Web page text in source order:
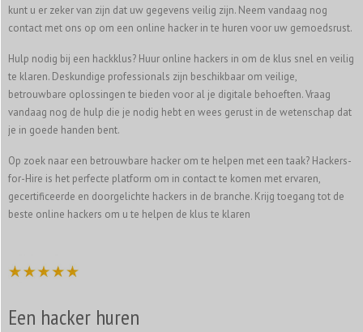
kunt u er zeker van zijn dat uw gegevens veilig zijn. Neem vandaag nog
contact met ons op om een online hacker in te huren voor uw gemoedsrust.
Hulp nodig bij een hackklus? Huur online hackers in om de klus snel en veilig
te klaren. Deskundige professionals zijn beschikbaar om veilige,
betrouwbare oplossingen te bieden voor al je digitale behoeften. Vraag
vandaag nog de hulp die je nodig hebt en wees gerust in de wetenschap dat
je in goede handen bent.
Op zoek naar een betrouwbare hacker om te helpen met een taak? Hackers-
for-Hire is het perfecte platform om in contact te komen met ervaren,
gecertificeerde en doorgelichte hackers in de branche. Krijg toegang tot de
beste online hackers om u te helpen de klus te klaren
Een hacker huren